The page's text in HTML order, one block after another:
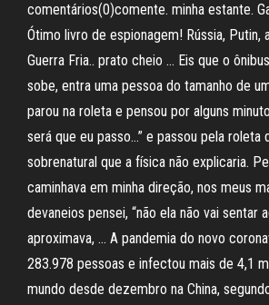
comentários(0)comente. minha estante.
Ótimo livro de espionagem! Rússia, Putin,
Guerra Fria.. prato cheio … Eis que o
sobe, entra uma pessoa do tamanho de
parou na roleta e pensou por alguns
será que eu passo…” e passou pela roleta
sobrenatural que a física não explicaria.
caminhava em minha direção, nos meus
devaneios pensei, “não ela não vai sentar
aproximava, … A pandemia do novo
283.978 pessoas e infectou mais de 4,1
mundo desde dezembro na China,